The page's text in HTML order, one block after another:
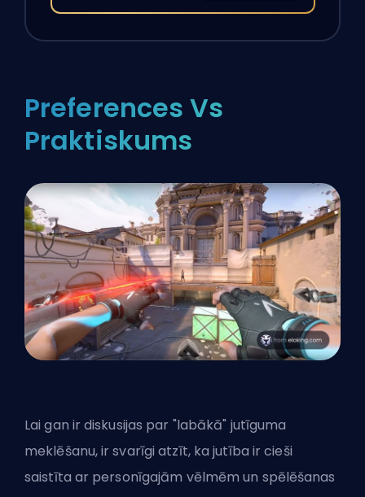
Preferences Vs
Praktiskums
Lai gan ir diskusijas par "labākā" jutīguma
meklēšanu, ir svarīgi atzīt, ka jutība ir cieši
saistīta ar personīgajām vēlmēm un spēlēšanas